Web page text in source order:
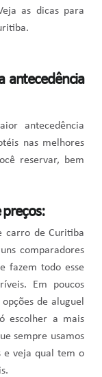
as dicas para
antecedência
antecedência
nas melhores
reservar, bem
preços:
carro de Curitiba
comparadores
fazem todo esse
Em poucos
de aluguel
escolher a mais
sempre usamos
e veja qual tem o